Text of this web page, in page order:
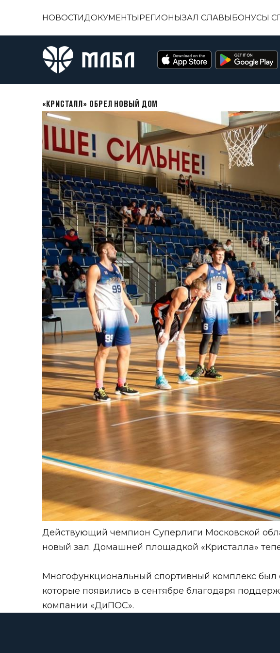
НОВОСТИДОКУМЕНТЫРЕГИОНЫЗАЛ СЛАВЫБОНУСЫ
«КРИСТАЛЛ» ОБРЕЛ НОВЫЙ ДОМ
Действующий чемпион Суперлиги Московской
новый зал. Домашней площадкой «Кристалла»
Многофункциональный спортивный комплекс был
которые появились в сентябре благодаря
компании «ДиПОС».